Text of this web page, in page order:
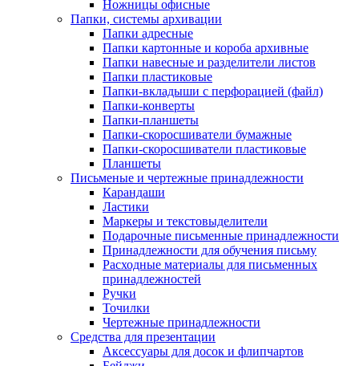
Ножницы офисные
Папки, системы архивации
Папки адресные
Папки картонные и короба архивные
Папки навесные и разделители листов
Папки пластиковые
Папки-вкладыши с перфорацией (файл)
Папки-конверты
Папки-планшеты
Папки-скоросшиватели бумажные
Папки-скоросшиватели пластиковые
Планшеты
Письменые и чертежные принадлежности
Карандаши
Ластики
Маркеры и текстовыделители
Подарочные письменные принадлежности
Принадлежности для обучения письму
Расходные материалы для письменных
принадлежностей
Ручки
Точилки
Чертежные принадлежности
Средства для презентации
Аксессуары для досок и флипчартов